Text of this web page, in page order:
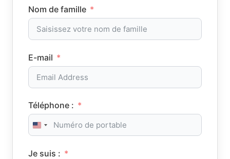
Nom de famille
E-mail
Téléphone :
United States +1
Je suis :